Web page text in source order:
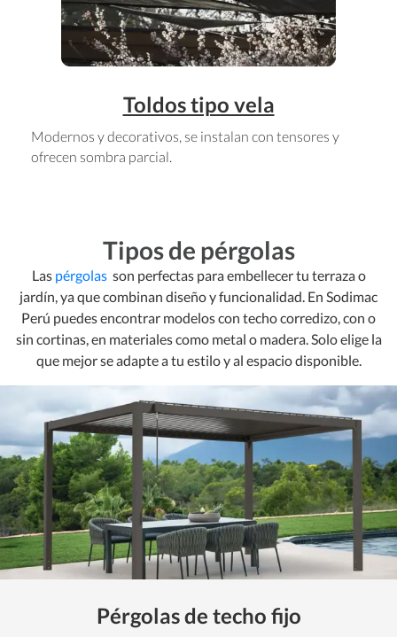
Toldos tipo vela
Modernos y decorativos, se instalan con tensores y
ofrecen sombra parcial.
Tipos de pérgolas
Las pérgolas son perfectas para embellecer tu terraza o
jardín, ya que combinan diseño y funcionalidad. En Sodimac
Perú puedes encontrar modelos con techo corredizo, con o
sin cortinas, en materiales como metal o madera. Solo elige la
que mejor se adapte a tu estilo y al espacio disponible.
Pérgolas de techo fijo